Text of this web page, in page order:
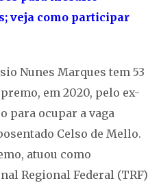
veja como participar
Nunes Marques tem 53
em 2020, pelo ex-
para ocupar a vaga
Celso de Mello.
atuou como
Regional Federal (TRF)